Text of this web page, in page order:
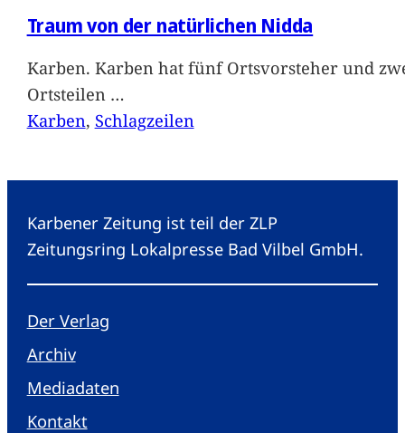
Traum von der natürlichen Nidda
Karben. Karben hat fünf Ortsvorsteher und
Ortsteilen …
Karben, Schlagzeilen
Karbener Zeitung ist teil der ZLP
Zeitungsring Lokalpresse Bad Vilbel GmbH.
Der Verlag
Archiv
Mediadaten
Kontakt